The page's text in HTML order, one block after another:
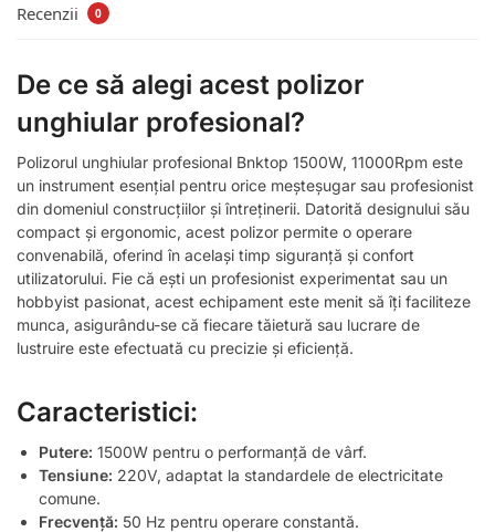
Recenzii 0
De ce să alegi acest polizor
unghiular profesional?
Polizorul unghiular profesional Bnktop 1500W, 11000Rpm este
un instrument esențial pentru orice meșteșugar sau profesionist
din domeniul construcțiilor și întreținerii. Datorită designului său
compact și ergonomic, acest polizor permite o operare
convenabilă, oferind în același timp siguranță și confort
utilizatorului. Fie că ești un profesionist experimentat sau un
hobbyist pasionat, acest echipament este menit să îți faciliteze
munca, asigurându-se că fiecare tăietură sau lucrare de
lustruire este efectuată cu precizie și eficiență.
Caracteristici:
Putere: 1500W pentru o performanță de vârf.
Tensiune: 220V, adaptat la standardele de electricitate
comune.
Frecvență: 50 Hz pentru operare constantă.